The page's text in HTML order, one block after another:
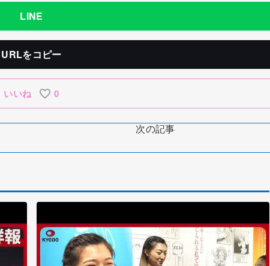
LINE
URLをコピー
いいね 0
次の記事